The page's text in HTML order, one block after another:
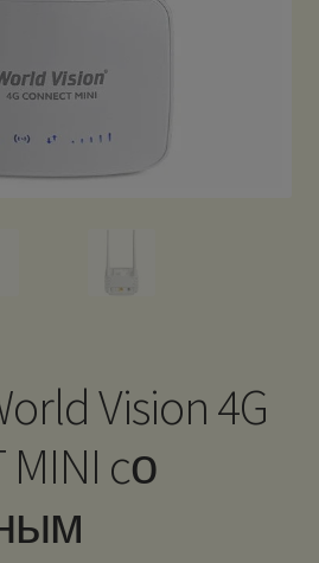
Vision 4G
MINI cо